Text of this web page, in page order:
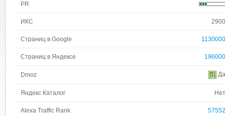
PR
ИКС 2900
Страниц в Google 1130000
Страниц в Яндексе 196000
Dmoz Да
Яндекс Каталог Нет
Alexa Traffic Rank 57552